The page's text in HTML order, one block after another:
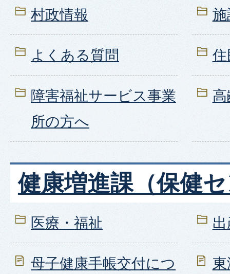
村政情報 施
よくある質問
障害福祉サービス事業
所の方へ
健康増進課（保健
医療・福祉
母子健康手帳交付につ